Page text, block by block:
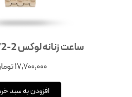
ساعت زنانه لوکس Laxmi 8172-2
17,700,000تومان
افزودن به سبد خرید